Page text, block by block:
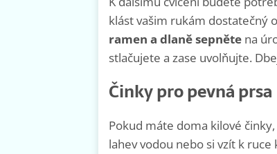
klást vašim rukám dostatečný
ramen a dlaně sepněte na
stlačujete a zase uvolňujte.
Činky pro pevná prsa
Pokud máte doma kilové
lahev vodou nebo si vzít k